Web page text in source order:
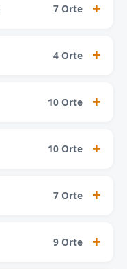
7 Orte
4 Orte
10 Orte
10 Orte
7 Orte
9 Orte